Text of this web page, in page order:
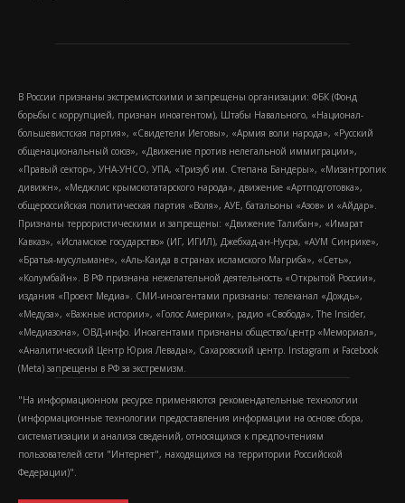
В России признаны экстремистскими и запрещены организации: ФБК (Фонд
борьбы с коррупцией, признан иноагентом), Штабы Навального, «Национал-
большевистская партия», «Свидетели Иеговы», «Армия воли народа», «Русский
общенациональный союз», «Движение против нелегальной иммиграции»,
«Правый сектор», УНА-УНСО, УПА, «Тризуб им. Степана Бандеры», «Мизантропик
дивижн», «Меджлис крымскотатарского народа», движение «Артподготовка»,
общероссийская политическая партия «Воля», АУЕ, батальоны «Азов» и «Айдар».
Признаны террористическими и запрещены: «Движение Талибан», «Имарат
Кавказ», «Исламское государство» (ИГ, ИГИЛ), Джебхад-ан-Нусра, «АУМ Синрике»,
«Братья-мусульмане», «Аль-Каида в странах исламского Магриба», «Сеть»,
«Колумбайн». В РФ признана нежелательной деятельность «Открытой России»,
издания «Проект Медиа». СМИ-иноагентами признаны: телеканал «Дождь»,
«Медуза», «Важные истории», «Голос Америки», радио «Свобода», The Insider,
«Медиазона», ОВД-инфо. Иноагентами признаны общество/центр «Мемориал»,
«Аналитический Центр Юрия Левады», Сахаровский центр. Instagram и Facebook
(Metа) запрещены в РФ за экстремизм.
"На информационном ресурсе применяются рекомендательные технологии
(информационные технологии предоставления информации на основе сбора,
систематизации и анализа сведений, относящихся к предпочтениям
пользователей сети "Интернет", находящихся на территории Российской
Федерации)".